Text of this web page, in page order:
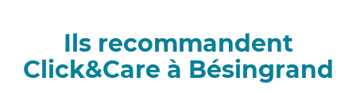
Ils recommandent
Click&Care à Bésingrand